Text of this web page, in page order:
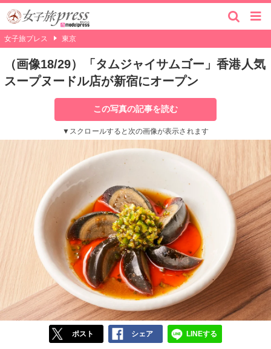
女子旅プレス 東京
（画像18/29）「タムジャイサムゴー」香港人気
スープヌードル店が新宿にオープン
この写真の記事を読む
▼スクロールすると次の画像が表示されます
ポスト シェア LINEする